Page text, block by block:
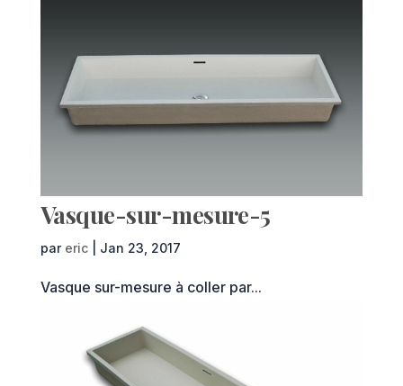
Vasque-sur-mesure-5
par eric| Jan 23, 2017
Vasque sur-mesure à coller par...